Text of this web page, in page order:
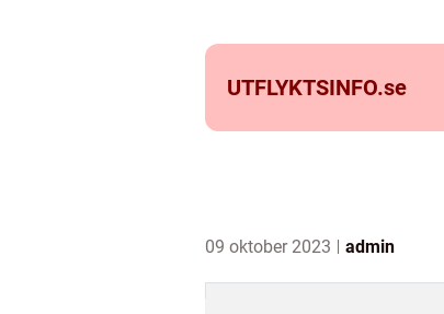
UTFLYKTSINFO.se
09 oktober 2023 admin